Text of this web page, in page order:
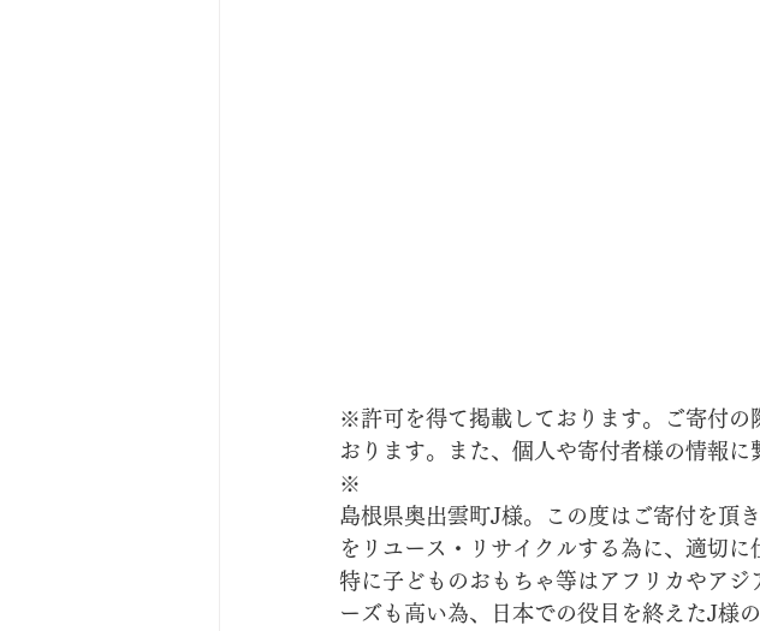
※許可を得て掲載しております。ご寄付の
おります。また、個人や寄付者様の情報に
※
島根県奥出雲町J様。この度はご寄付を頂
をリユース・リサイクルする為に、適切に
特に子どものおもちゃ等はアフリカやア
ーズも高い為、日本での役目を終えたJ様